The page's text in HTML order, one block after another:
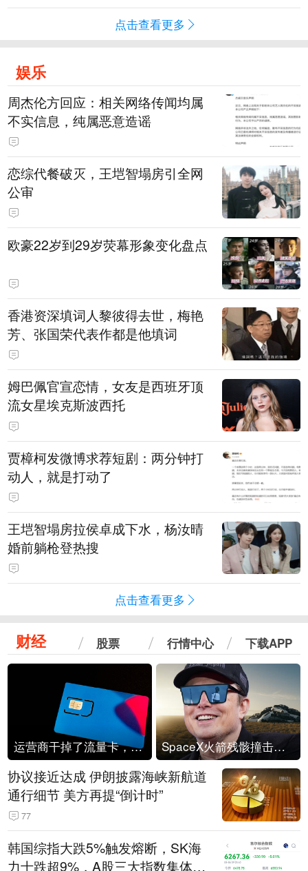
点击查看更多
娱乐
周杰伦方回应：相关网络传闻均属
不实信息，纯属恶意造谣
恋综代餐破灭，王垲智塌房引全网
公审
欧豪22岁到29岁荧幕形象变化盘点
香港资深填词人黎彼得去世，梅艳
芳、张国荣代表作都是他填词
姆巴佩官宣恋情，女友是西班牙顶
流女星埃克斯波西托
贾樟柯发微博求荐短剧：两分钟打
动人，就是打动了
王垲智塌房拉侯卓成下水，杨汝晴
婚前躺枪登热搜
点击查看更多
财经 股票 行情中心 下载APP
运营商干掉了流量卡，他们真的玩不起了 SpaceX火箭残骸撞击月球
协议接近达成 伊朗披露海峡新航道
通行细节 美方再提“倒计时”
77
韩国综指大跌5%触发熔断，SK海
力士跌超9%，A股三大指数集体低